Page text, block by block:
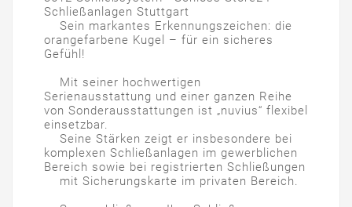
Schließanlagen Stuttgart
Sein markantes Erkennungszeichen: die
orangefarbene Kugel – für ein sicheres
Gefühl!
Mit seiner hochwertigen
Serienausstattung und einer ganzen Reihe
von Sonderausstattungen ist „nuvius“ flexibel
einsetzbar.
Seine Stärken zeigt er insbesondere bei
komplexen Schließanlagen im gewerblichen
Bereich sowie bei registrierten Schließungen
mit Sicherungskarte im privaten Bereich.